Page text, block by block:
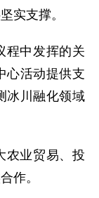
实支撑。
程中发挥的关
心活动提供支
冰川融化领域
农业贸易、投
作。